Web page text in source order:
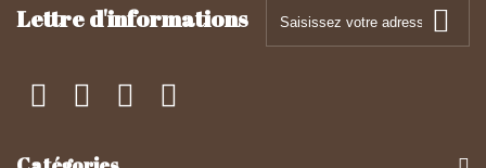
Lettre d'informations